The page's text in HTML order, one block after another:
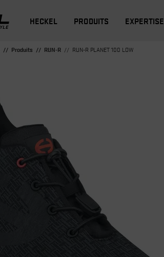
HECKEL PRODUITS EXPERTISE
Produits RUN-R RUN-R PLANET 100 LOW